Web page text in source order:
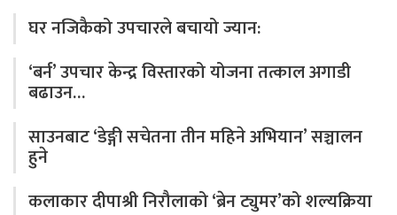
घर नजिकैको उपचारले बचायो ज्यान:
‘बर्न’ उपचार केन्द्र विस्तारको योजना तत्काल अगाडी
बढाउन…
साउनबाट ‘डेङ्गी सचेतना तीन महिने अभियान’ सञ्चालन
हुने
कलाकार दीपाश्री निरौलाको ‘ब्रेन ट्युमर’को शल्यक्रिया